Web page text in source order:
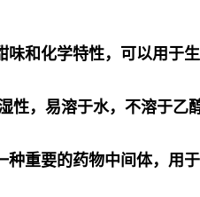
和化学特性，可以用于
，易溶于水，不溶于
重要的药物中间体，用